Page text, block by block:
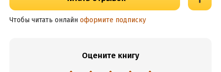
Чтобы читать онлайн оформите подписку
Оцените книгу